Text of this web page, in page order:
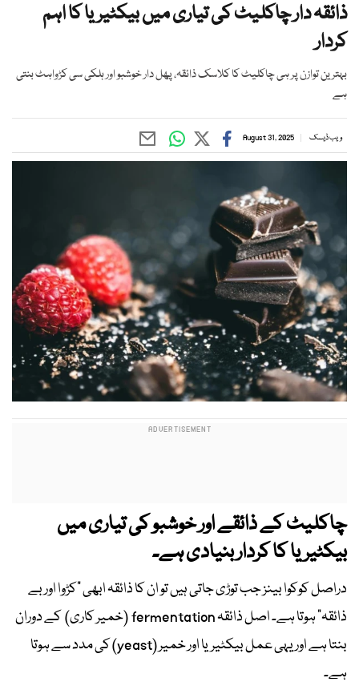
ذائقہ دار چاکلیٹ کی تیاری میں بیکٹیریا کا اہم
کردار
بہترین توازن پر ہی چاکلیٹ کا کلاسک ذائقہ، پھل دار خوشبو اور ہلکی سی کڑواہٹ بنتی
ہے
ویب ڈیسک August 31, 2025
چاکلیٹ کے ذائقے اور خوشبو کی تیاری میں
بیکٹیریا کا کردار بنیادی ہے۔
دراصل کوکوا بینز جب توڑی جاتی ہیں تو ان کا ذائقہ ابھی "کڑوا اور بے
ذائقہ" ہوتا ہے۔ اصل ذائقہ fermentation (خمیر کاری) کے دوران
بنتا ہے اور یہی عمل بیکٹیریا اور خمیر (yeast) کی مدد سے ہوتا
ہے۔